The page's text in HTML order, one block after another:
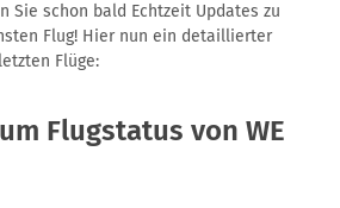
Sie schon bald Echtzeit Updates zu
Flug! Hier nun ein detaillierter
Flüge:
Flugstatus von WE